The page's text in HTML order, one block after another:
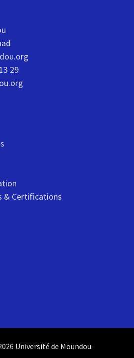
29
& Certifications
Université de Moundou.